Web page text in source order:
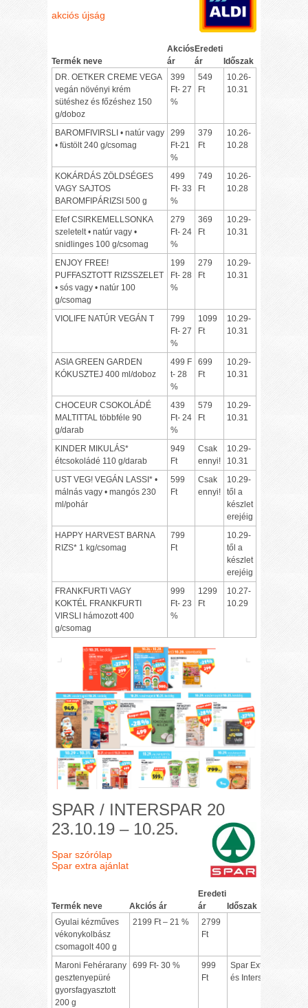
akciós újság
Termék neve
Akciós
ár
Eredeti
ár
Időszak
DR. OETKER CREME VEGA
vegán növényi krém
sütéshez és főzéshez 150
g/doboz
399
Ft- 27
%
549
Ft
10.26-
10.31
BAROMFIVIRSLI • natúr vagy
• füstölt 240 g/csomag
299
Ft-21
%
379
Ft
10.26-
10.28
KOKÁRDÁS ZÖLDSÉGES
VAGY SAJTOS
BAROMFIPÁRIZSI 500 g
499
Ft- 33
%
749
Ft
10.26-
10.28
Efef CSIRKEMELLSONKA
szeletelt • natúr vagy •
snidlinges 100 g/csomag
279
Ft- 24
%
369
Ft
10.29-
10.31
ENJOY FREE!
PUFFASZTOTT RIZSSZELET
• sós vagy • natúr 100
g/csomag
199
Ft- 28
%
279
Ft
10.29-
10.31
VIOLIFE NATÚR VEGÁN T
799
Ft- 27
%
1099
Ft
10.29-
10.31
ASIA GREEN GARDEN
KÓKUSZTEJ 400 ml/doboz
499 F
t- 28
%
699
Ft
10.29-
10.31
CHOCEUR CSOKOLÁDÉ
MALTITTAL többféle 90
g/darab
439
Ft- 24
%
579
Ft
10.29-
10.31
KINDER MIKULÁS*
étcsokoládé 110 g/darab
949
Ft
Csak
ennyi!
10.29-
10.31
UST VEG! VEGÁN LASSI* •
málnás vagy • mangós 230
ml/pohár
599
Ft
Csak
ennyi!
10.29-
től a
készlet
erejéig
HAPPY HARVEST BARNA
RIZS* 1 kg/csomag
799
Ft
10.29-
től a
készlet
erejéig
FRANKFURTI VAGY
KOKTÉL FRANKFURTI
VIRSLI hámozott 400
g/csomag
999
Ft- 23
%
1299
Ft
10.27-
10.29
SPAR / INTERSPAR 20
23.10.19 – 10.25.
Spar szórólap
Spar extra ajánlat
Termék neve Akciós ár
Eredeti
ár
Időszak
Gyulai kézműves
vékonykolbász
csomagolt 400 g
2199 Ft – 21 %
2799
Ft
Maroni Fehérarany
gesztenyepüré
gyorsfagyasztott
200 g
699 Ft- 30 %
999
Ft
Spar Extra,
és Interspar